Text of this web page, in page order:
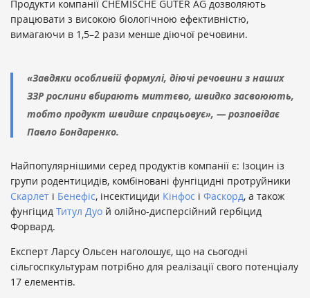
Продукти компанії CHEMISCHE GUTER AG дозволяють
працювати з високою біологічною ефективністю,
вимагаючи в 1,5–2 рази менше діючої речовини.
«Завдяки особливій формулі, діючі речовини з наших
ЗЗР рослини вбирають миттєво, швидко засвоюють,
тобто продукт швидше спрацьовує», — розповідає
Павло Бондаренко.
Найпопулярнішими серед продуктів компанії є: Ізоцин із
групи родентицидів, комбіновані фунгіцидні протруйники
Скарлет і Бенефіс, інсектициди Кінфос і Фаскорд, а також
фунгіцид Титул Дуо й олійно-дисперсійний гербіцид
Форвард.
Експерт Ларсу Ольсен наголошує, що на сьогодні
сільгоспкультурам потрібно для реалізації свого потенціалу
17 елементів.